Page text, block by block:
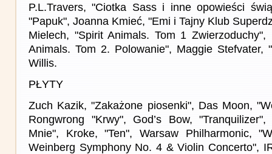
P.L.Travers, "Ciotka Sass i inne opowieści
"Papuk", Joanna Kmieć, "Emi i Tajny Klub
Mielech, "Spirit Animals. Tom 1
Animals. Tom 2. Polowanie", Maggie Stefvater,
Willis.
PŁYTY
Zuch Kazik, "Zakażone piosenki", Das Moon,
Rongwrong "Krwy", God’s Bow,
Mnie", Kroke, "Ten", Warsaw Philharmonic,
Weinberg Symphony No. 4 & Violin Concerto",